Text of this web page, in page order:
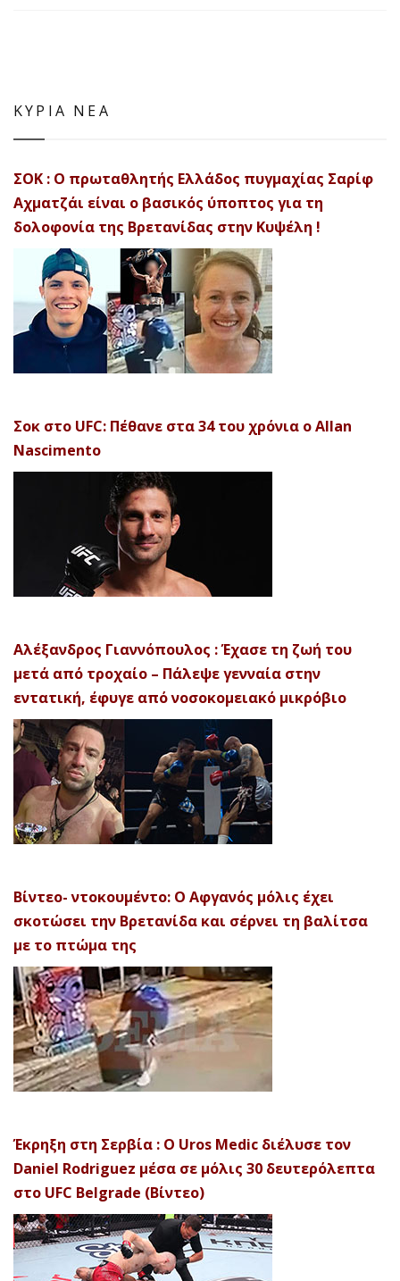
ΚΥΡΙΑ ΝΕΑ
ΣΟΚ : Ο πρωταθλητής Ελλάδος πυγμαχίας Σαρίφ
Αχματζάι είναι ο βασικός ύποπτος για τη
δολοφονία της Βρετανίδας στην Κυψέλη !
Σοκ στο UFC: Πέθανε στα 34 του χρόνια ο Allan
Nascimento
Αλέξανδρος Γιαννόπουλος : Έχασε τη ζωή του
μετά από τροχαίο – Πάλεψε γενναία στην
εντατική, έφυγε από νοσοκομειακό μικρόβιο
Βίντεο- ντοκουμέντο: Ο Αφγανός μόλις έχει
σκοτώσει την Βρετανίδα και σέρνει τη βαλίτσα
με το πτώμα της
Έκρηξη στη Σερβία : Ο Uros Medic διέλυσε τον
Daniel Rodriguez μέσα σε μόλις 30 δευτερόλεπτα
στο UFC Belgrade (Βίντεο)